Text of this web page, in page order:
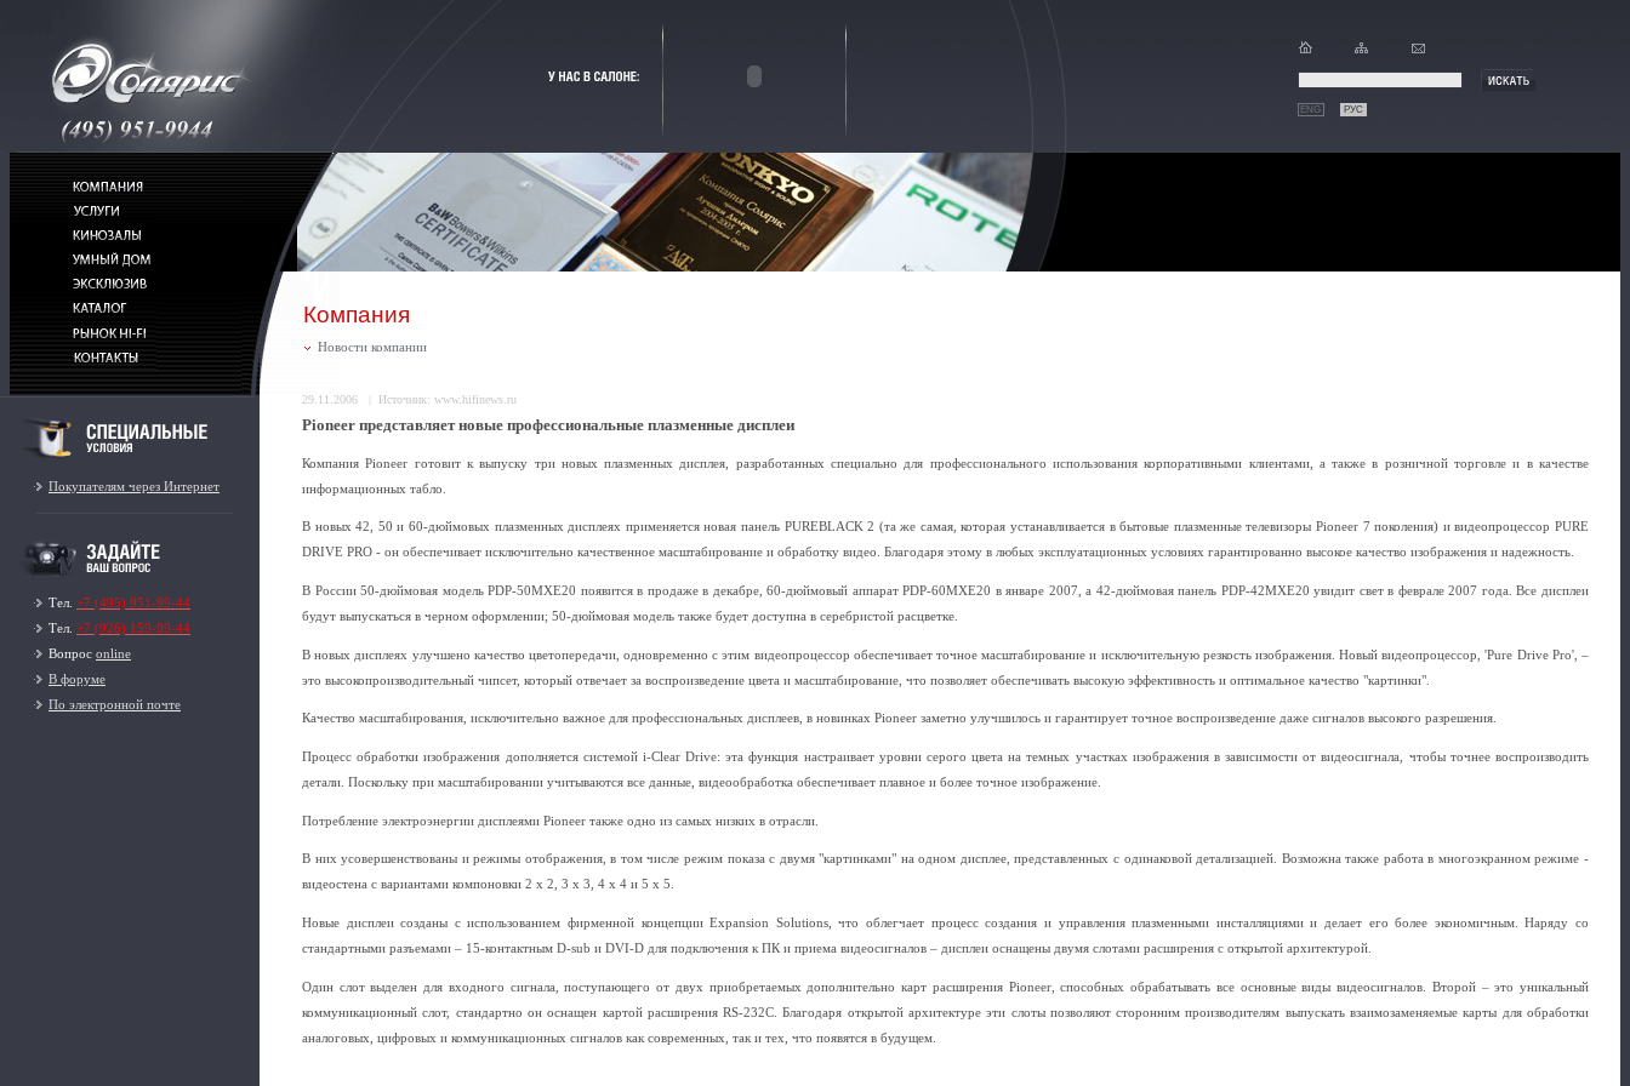
ENG РУС
Покупателям через Интернет
Тел. +7 (495) 951-99-44
Тел. +7 (926) 159-99-44
Вопрос online
В форуме
По электронной почте
Компания
Новости компании
29.11.2006 | Источник: www.hifinews.ru
Pioneer представляет новые профессиональные плазменные дисплеи
Компания Pioneer готовит к выпуску три новых плазменных дисплея, разработанных специально для профессионального использования корпоративными клиентами, а также в розничной торговле и в качестве
информационных табло.
В новых 42, 50 и 60-дюймовых плазменных дисплеях применяется новая панель PUREBLACK 2 (та же самая, которая устанавливается в бытовые плазменные телевизоры Pioneer 7 поколения) и видеопроцессор PURE
DRIVE PRO - он обеспечивает исключительно качественное масштабирование и обработку видео. Благодаря этому в любых эксплуатационных условиях гарантированно высокое качество изображения и надежность.
В России 50-дюймовая модель PDP-50MXE20 появится в продаже в декабре, 60-дюймовый аппарат PDP-60MXE20 в январе 2007, а 42-дюймовая панель PDP-42MXE20 увидит свет в феврале 2007 года. Все дисплеи
будут выпускаться в черном оформлении; 50-дюймовая модель также будет доступна в серебристой расцветке.
В новых дисплеях улучшено качество цветопередачи, одновременно с этим видеопроцессор обеспечивает точное масштабирование и исключительную резкость изображения. Новый видеопроцессор, 'Pure Drive Pro', –
это высокопроизводительный чипсет, который отвечает за воспроизведение цвета и масштабирование, что позволяет обеспечивать высокую эффективность и оптимальное качество "картинки".
Качество масштабирования, исключительно важное для профессиональных дисплеев, в новинках Pioneer заметно улучшилось и гарантирует точное воспроизведение даже сигналов высокого разрешения.
Процесс обработки изображения дополняется системой i-Clear Drive: эта функция настраивает уровни серого цвета на темных участках изображения в зависимости от видеосигнала, чтобы точнее воспроизводить
детали. Поскольку при масштабировании учитываются все данные, видеообработка обеспечивает плавное и более точное изображение.
Потребление электроэнергии дисплеями Pioneer также одно из самых низких в отрасли.
В них усовершенствованы и режимы отображения, в том числе режим показа с двумя "картинками" на одном дисплее, представленных с одинаковой детализацией. Возможна также работа в многоэкранном режиме -
видеостена с вариантами компоновки 2 x 2, 3 x 3, 4 x 4 и 5 x 5.
Новые дисплеи созданы с использованием фирменной концепции Expansion Solutions, что облегчает процесс создания и управления плазменными инсталляциями и делает его более экономичным. Наряду со
стандартными разъемами – 15-контактным D-sub и DVI-D для подключения к ПК и приема видеосигналов – дисплеи оснащены двумя слотами расширения с открытой архитектурой.
Один слот выделен для входного сигнала, поступающего от двух приобретаемых дополнительно карт расширения Pioneer, способных обрабатывать все основные виды видеосигналов. Второй – это уникальный
коммуникационный слот, стандартно он оснащен картой расширения RS-232C. Благодаря открытой архитектуре эти слоты позволяют сторонним производителям выпускать взаимозаменяемые карты для обработки
аналоговых, цифровых и коммуникационных сигналов как современных, так и тех, что появятся в будущем.